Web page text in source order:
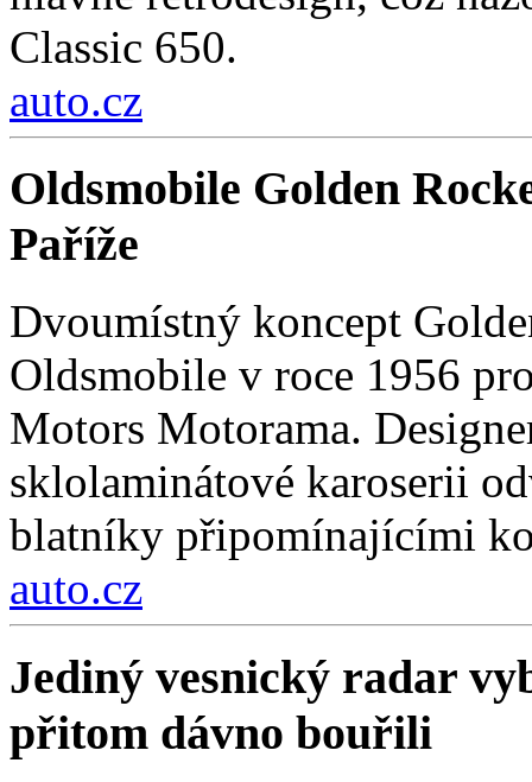
Classic 650.
auto.cz
Oldsmobile Golden
Paříže
Dvoumístný koncept
Oldsmobile v roce 1956
Motors Motorama.
sklolaminátové karoserii
blatníky připomínajícími
auto.cz
Jediný vesnický radar
přitom dávno bouřili